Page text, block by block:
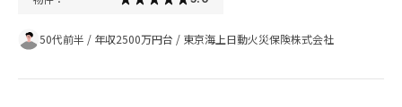
50代前半 / 年収2500万円台 / 東京海上日動火災保険株式会社